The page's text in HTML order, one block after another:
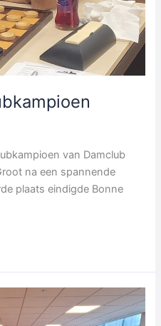
van Damclub
na een spannende
plaats eindigde Bonne